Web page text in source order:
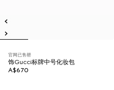
官网已售罄
饰Gucci标牌中号化妆包
A$670